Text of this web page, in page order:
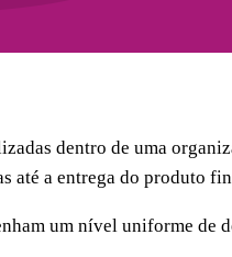
dentro de uma
até a entrega do produto
um nível uniforme de